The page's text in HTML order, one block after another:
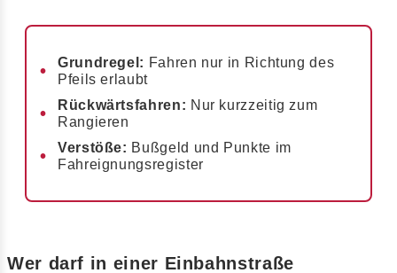
Grundregel: Fahren nur in Richtung des
Pfeils erlaubt
Rückwärtsfahren: Nur kurzzeitig zum
Rangieren
Verstöße: Bußgeld und Punkte im
Fahreignungsregister
Wer darf in einer Einbahnstraße